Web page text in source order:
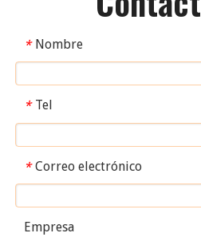
* Nombre
* Tel
* Correo electrónico
Empresa